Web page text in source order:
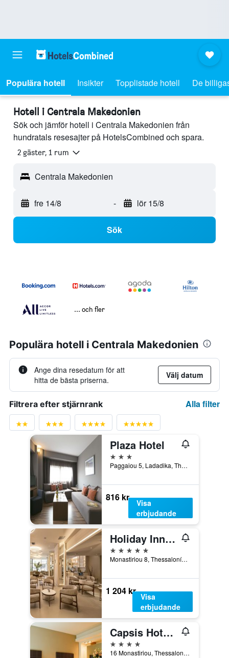
Populära hotell Insikter Topplistade hotell De
Hotell i Centrala Makedonien
Sök och jämför hotell i Centrala Makedonien från
hundratals resesajter på HotelsCombined och spara.
2 gäster, 1 rum
Centrala Makedonien
fre 14/8 - lör 15/8
Sök
... och fler
Populära hotell i Centrala Makedonien
Ange dina resedatum för att
hitta de bästa priserna.
Välj datum
Filtrera efter stjärnrank Alla filter
Plaza Hotel
3 stjärnor
Paggaiou 5, Ladadika, Thessaloníki, Grekland
816 kr
Visa
erbjudande
Holiday Inn Thessaloniki By IHG
5 stjärnor
Monastiriou 8, Thessaloníki, Grekland
1 204 kr
Visa
erbjudande
Capsis Hotel Thessaloniki
4 stjärnor
16 Monastiriou, Thessaloníki, Grekland